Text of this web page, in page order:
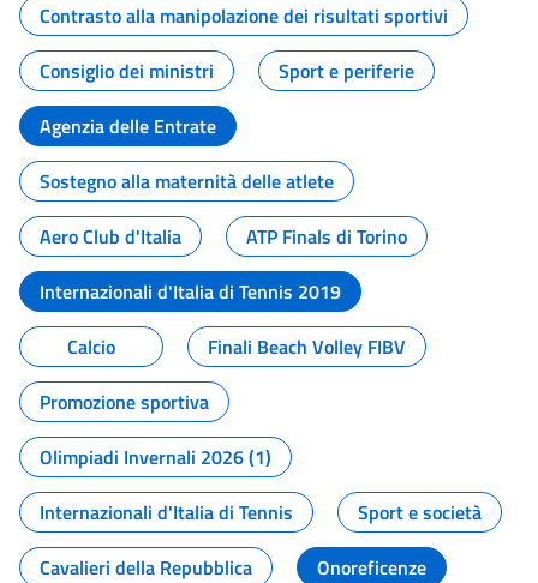
Contrasto alla manipolazione dei risultati sportivi
Consiglio dei ministri
Sport e periferie
Agenzia delle Entrate
Sostegno alla maternità delle atlete
Aero Club d'Italia
ATP Finals di Torino
Internazionali d'Italia di Tennis 2019
Calcio
Finali Beach Volley FIBV
Promozione sportiva
Olimpiadi Invernali 2026 (1)
Internazionali d'Italia di Tennis
Sport e società
Cavalieri della Repubblica
Onoreficenze